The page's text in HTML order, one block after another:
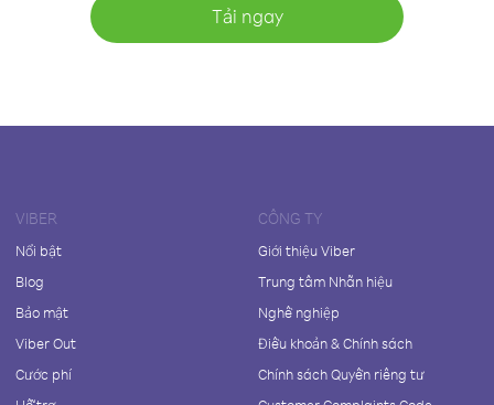
Tải ngay
VIBER
Nổi bật
Blog
Bảo mật
Viber Out
Cước phí
CÔNG TY
Giới thiệu Viber
Trung tâm Nhãn hiệu
Nghề nghiệp
Điều khoản & Chính sách
Chính sách Quyền riêng tư